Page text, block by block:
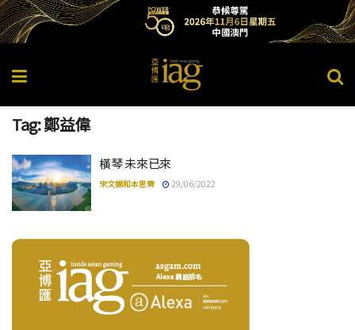
Tag:鄭益偉
橫琴 未來已來
宋文娣和本思齊 29/06/2022